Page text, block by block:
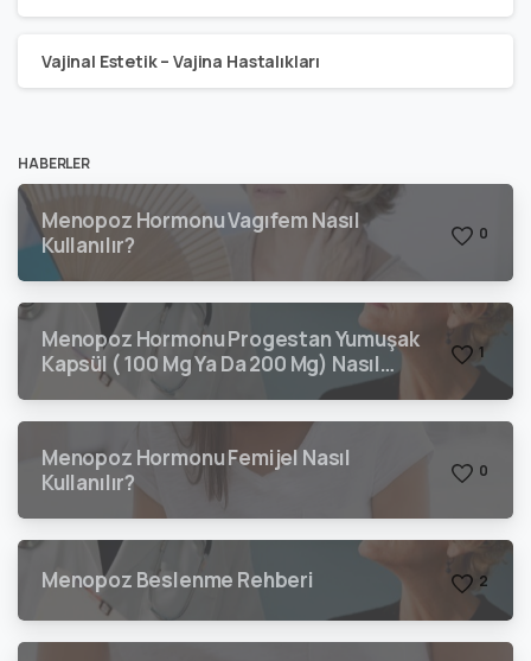
Vajinal Estetik – Vajina Hastalıkları
HABERLER
Menopoz Hormonu Vagıfem Nasıl
Kullanılır?
0
Menopoz Hormonu Progestan Yumuşak
Kapsül ( 100 Mg Ya Da 200 Mg) Nasıl
Kullanılır?
1
Menopoz Hormonu Femijel Nasıl
Kullanılır?
0
Menopoz Beslenme Rehberi 2